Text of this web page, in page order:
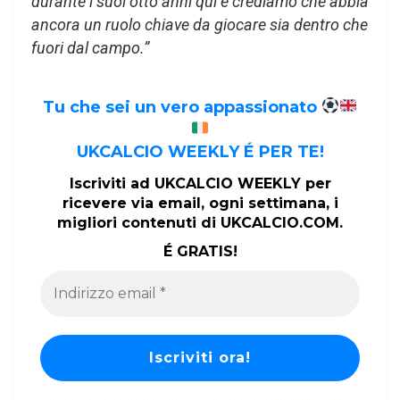
ancora un ruolo chiave da giocare sia dentro che
fuori dal campo.”
Tu che sei un vero appassionato
UKCALCIO WEEKLY É PER TE!
Iscriviti ad UKCALCIO WEEKLY per
ricevere via email, ogni settimana, i
migliori contenuti di UKCALCIO.COM.
É GRATIS!